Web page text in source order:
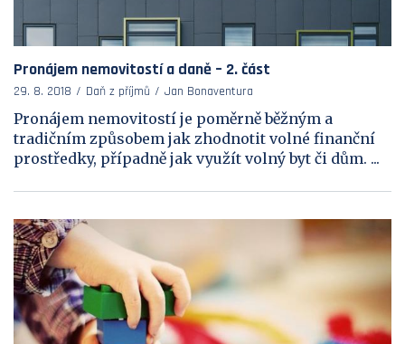
Pronájem nemovitostí a daně – 2. část
29. 8. 2018 Daň z příjmů Jan Bonaventura
Pronájem nemovitostí je poměrně běžným a
tradičním způsobem jak zhodnotit volné finanční
prostředky, případně jak využít volný byt či dům. ...